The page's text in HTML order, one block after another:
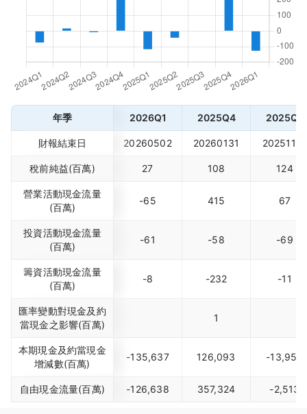
年季 2026Q1 2025Q4 2025Q3
財報結束日 20260502 20260131 20251101
稅前純益(百萬) 27 108 124
營業活動現金流量
(百萬)
-65 415 67
投資活動現金流量
(百萬)
-61 -58 -69
籌資活動現金流量
(百萬)
-8 -232 -11
匯率變動對現金及約
當現金之影響(百萬)
1
本期現金及約當現金
增減數(百萬)
-135,637 126,093 -13,950
自由現金流量(百萬) -126,638 357,324 -2,513